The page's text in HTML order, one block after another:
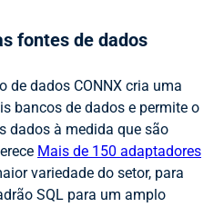
fontes de dados
de dados CONNX cria uma
bancos de dados e permite o
dados à medida que são
Mais de 150 adaptadores
variedade do setor, para
SQL para um amplo